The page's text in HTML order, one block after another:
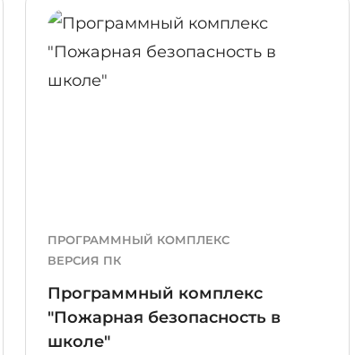
ПРОГРАММНЫЙ КОМПЛЕКС
ВЕРСИЯ ПК
Программный комплекс
"Пожарная безопасность в
школе"
ПОДРОБНЕЕ